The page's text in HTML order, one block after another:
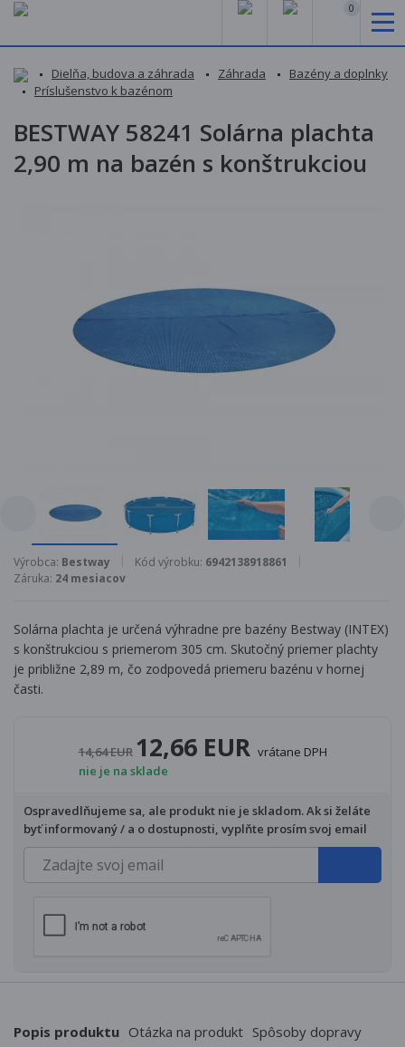
0
Dielňa, budova a záhrada Záhrada
Bazény a doplnky
Príslušenstvo k bazénom
BESTWAY 58241 Solárna plachta
2,90 m na bazén s konštrukciou
Výrobca: Bestway Kód výrobku: 6942138918861
Záruka: 24 mesiacov
Solárna plachta je určená výhradne pre bazény Bestway (INTEX)
s konštrukciou s priemerom 305 cm. Skutočný priemer plachty
je približne 2,89 m, čo zodpovedá priemeru bazénu v hornej
časti.
14,64 EUR 12,66 EUR vrátane DPH
nie je na sklade
Ospravedlňujeme sa, ale produkt nie je skladom. Ak si želáte
byť informovaný / a o dostupnosti, vyplňte prosím svoj email
Popis produktu Otázka na produkt Spôsoby dopravy